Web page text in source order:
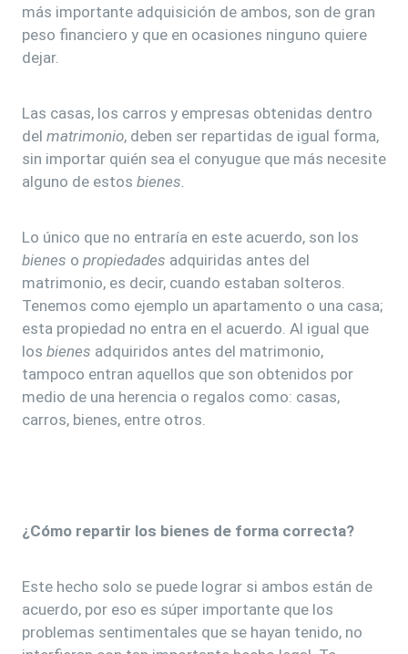
más importante adquisición de ambos, son de gran
peso financiero y que en ocasiones ninguno quiere
dejar.
Las casas, los carros y empresas obtenidas dentro
del matrimonio, deben ser repartidas de igual forma,
sin importar quién sea el conyugue que más necesite
alguno de estos bienes.
Lo único que no entraría en este acuerdo, son los
bienes o propiedades adquiridas antes del
matrimonio, es decir, cuando estaban solteros.
Tenemos como ejemplo un apartamento o una casa;
esta propiedad no entra en el acuerdo. Al igual que
los bienes adquiridos antes del matrimonio,
tampoco entran aquellos que son obtenidos por
medio de una herencia o regalos como: casas,
carros, bienes, entre otros.
¿Cómo repartir los bienes de forma correcta?
Este hecho solo se puede lograr si ambos están de
acuerdo, por eso es súper importante que los
problemas sentimentales que se hayan tenido, no